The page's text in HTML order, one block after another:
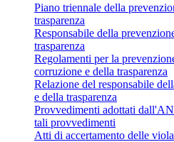
Piano triennale della
trasparenza
Responsabile della
trasparenza
Regolamenti per la
corruzione e della trasparenza
Relazione del responsabile
e della trasparenza
Provvedimenti adottati
tali provvedimenti
Atti di accertamento delle